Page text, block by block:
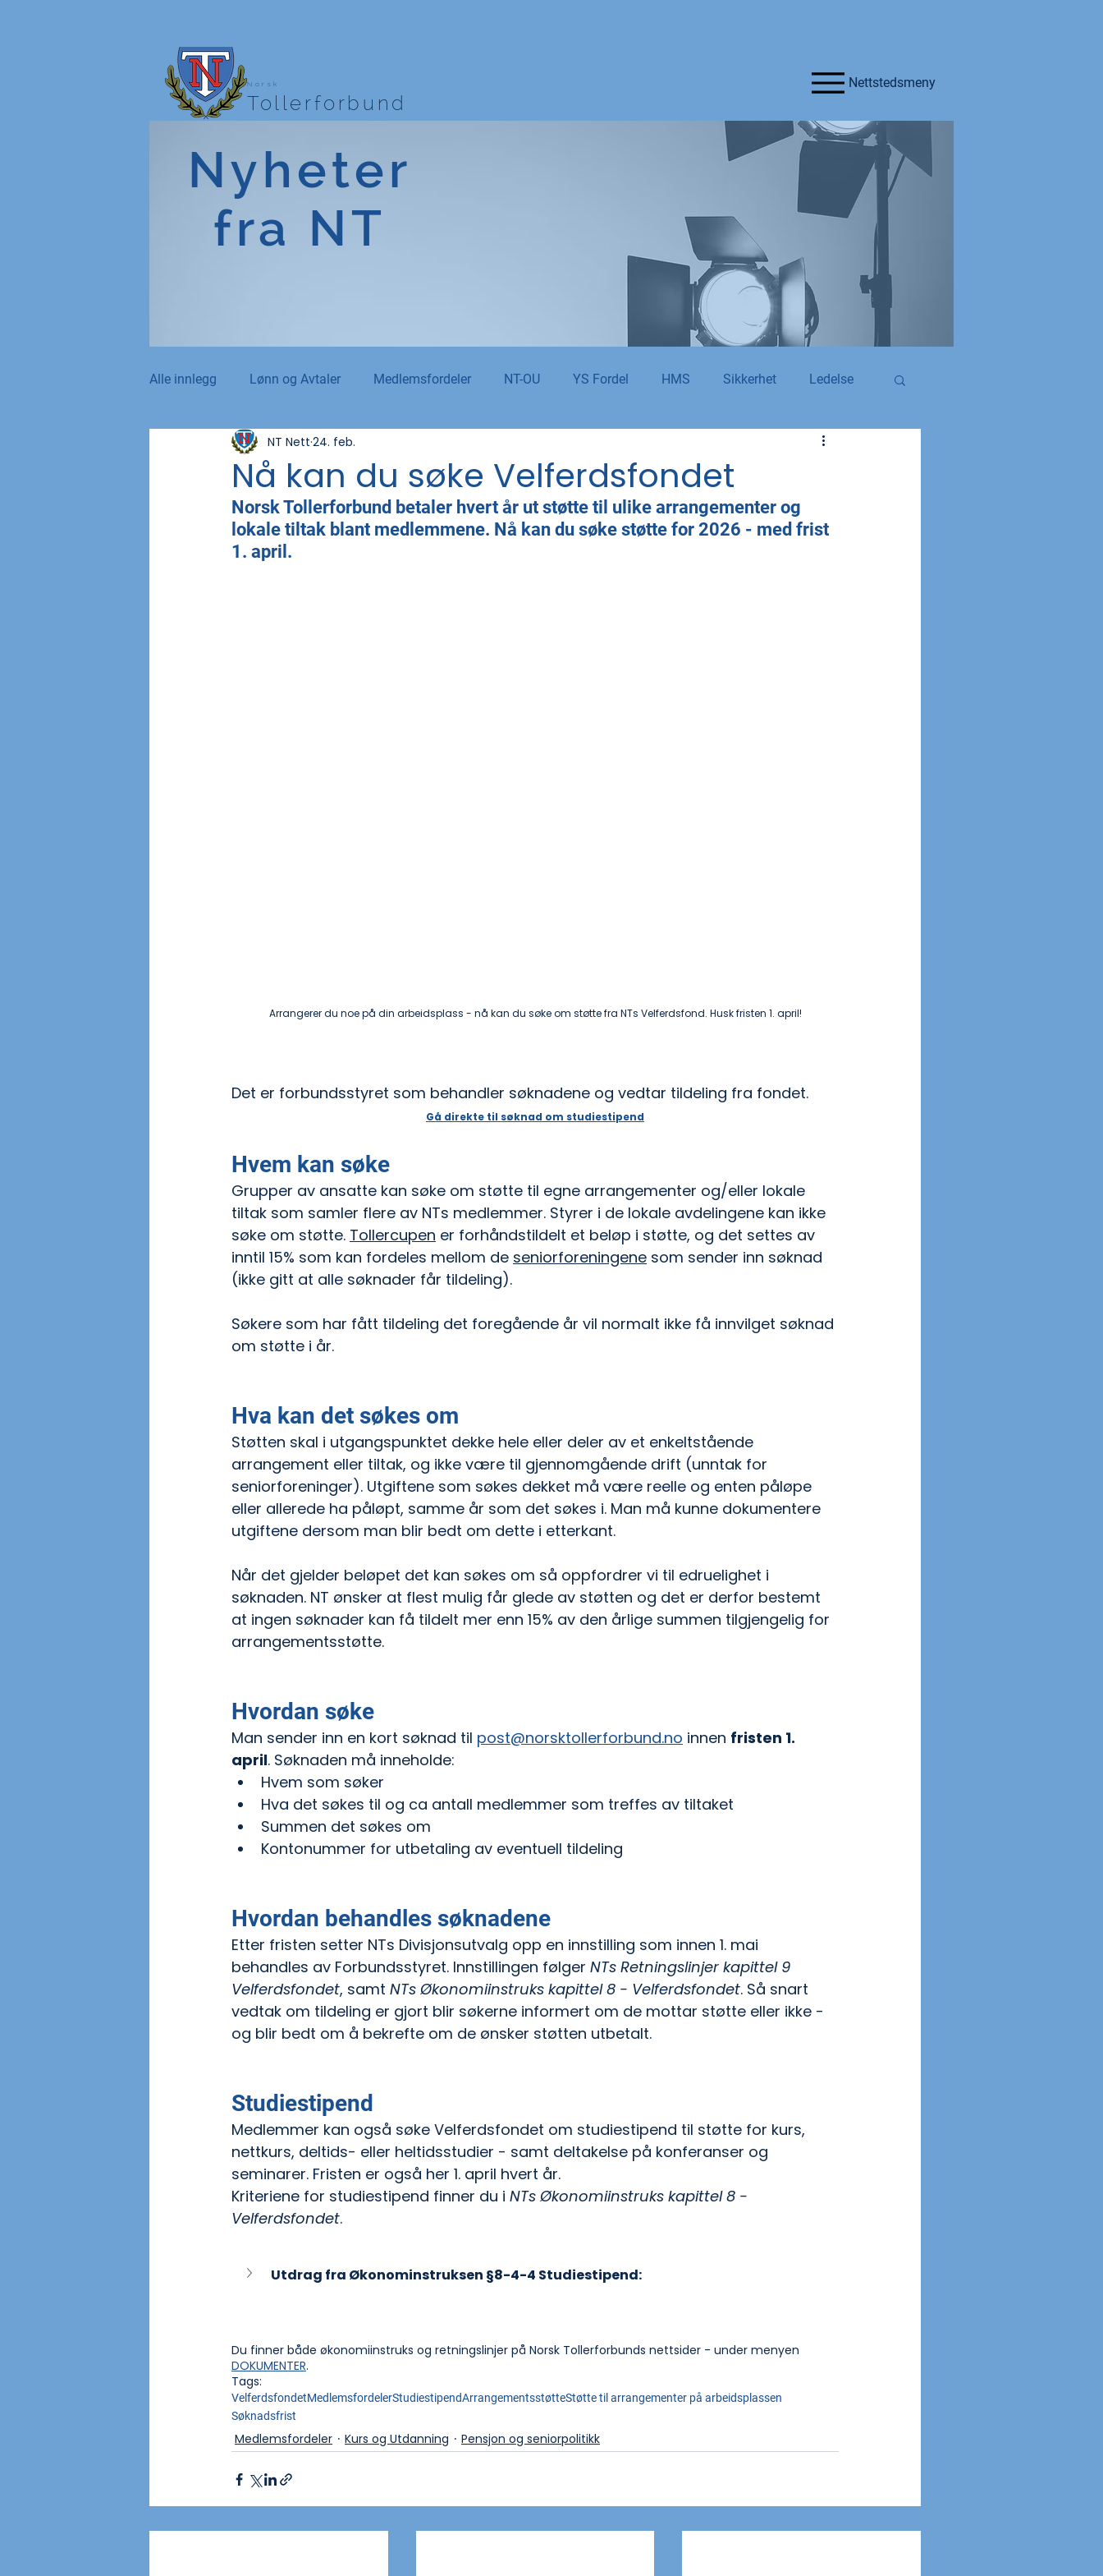
Norsk
Tollerforbund
Nettstedsmeny
Nyheter
fra NT
Alle innlegg Lønn og Avtaler Medlemsfordeler NT-OU YS Fordel HMS Sikkerhet Ledelse
Norsk Tollblad Kurs og Utdanning #jegerstatsansatt
Internasjonalt Andre nyheter Budsjett og økonomi Pensjon og seniorpolitikk YS og YS Stat
Nå kan du søke Velferdsfondet
NT Nett 24. feb.
Norsk Tollerforbund betaler hvert år ut støtte til ulike arrangementer og
lokale tiltak blant medlemmene. Nå kan du søke støtte for 2026 - med frist
1. april.
Arrangerer du noe på din arbeidsplass - nå kan du søke om støtte fra NTs Velferdsfond. Husk fristen 1. april!
Det er forbundsstyret som behandler søknadene og vedtar tildeling fra fondet.
Gå direkte til søknad om studiestipend
Hvem kan søke
Grupper av ansatte kan søke om støtte til egne arrangementer og/eller lokale
tiltak som samler flere av NTs medlemmer. Styrer i de lokale avdelingene kan ikke
søke om støtte. Tollercupen er forhåndstildelt et beløp i støtte, og det settes av
inntil 15% som kan fordeles mellom de seniorforeningene som sender inn søknad
(ikke gitt at alle søknader får tildeling).
Søkere som har fått tildeling det foregående år vil normalt ikke få innvilget søknad
om støtte i år.
Hva kan det søkes om
Støtten skal i utgangspunktet dekke hele eller deler av et enkeltstående
arrangement eller tiltak, og ikke være til gjennomgående drift (unntak for
seniorforeninger). Utgiftene som søkes dekket må være reelle og enten påløpe
eller allerede ha påløpt, samme år som det søkes i. Man må kunne dokumentere
utgiftene dersom man blir bedt om dette i etterkant.
Når det gjelder beløpet det kan søkes om så oppfordrer vi til edruelighet i
søknaden. NT ønsker at flest mulig får glede av støtten og det er derfor bestemt
at ingen søknader kan få tildelt mer enn 15% av den årlige summen tilgjengelig for
arrangementsstøtte.
Hvordan søke
Man sender inn en kort søknad til post@norsktollerforbund.no innen fristen 1.
april. Søknaden må inneholde:
Hvem som søker
Hva det søkes til og ca antall medlemmer som treffes av tiltaket
Summen det søkes om
Kontonummer for utbetaling av eventuell tildeling
Hvordan behandles søknadene
Etter fristen setter NTs Divisjonsutvalg opp en innstilling som innen 1. mai
behandles av Forbundsstyret. Innstillingen følger NTs Retningslinjer kapittel 9
Velferdsfondet, samt NTs Økonomiinstruks kapittel 8 - Velferdsfondet. Så snart
vedtak om tildeling er gjort blir søkerne informert om de mottar støtte eller ikke -
og blir bedt om å bekrefte om de ønsker støtten utbetalt.
Studiestipend
Medlemmer kan også søke Velferdsfondet om studiestipend til støtte for kurs,
nettkurs, deltids- eller heltidsstudier - samt deltakelse på konferanser og
seminarer. Fristen er også her 1. april hvert år.
Kriteriene for studiestipend finner du i NTs Økonomiinstruks kapittel 8 -
Velferdsfondet.
Utdrag fra Økonominstruksen §8-4-4 Studiestipend:
Du finner både økonomiinstruks og retningslinjer på Norsk Tollerforbunds nettsider - under menyen
DOKUMENTER.
Tags:
VelferdsfondetMedlemsfordelerStudiestipendArrangementsstøtteStøtte til arrangementer på arbeidsplassen
Søknadsfrist
Medlemsfordeler Kurs og Utdanning Pensjon og seniorpolitikk